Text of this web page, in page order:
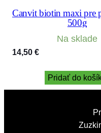
Canvit biotin maxi pre
500g
Na sklade
14,50 €
Pridať do